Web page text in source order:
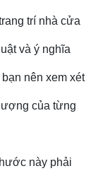
trí nhà cửa
và ý nghĩa
nên xem xét
của từng
này phải